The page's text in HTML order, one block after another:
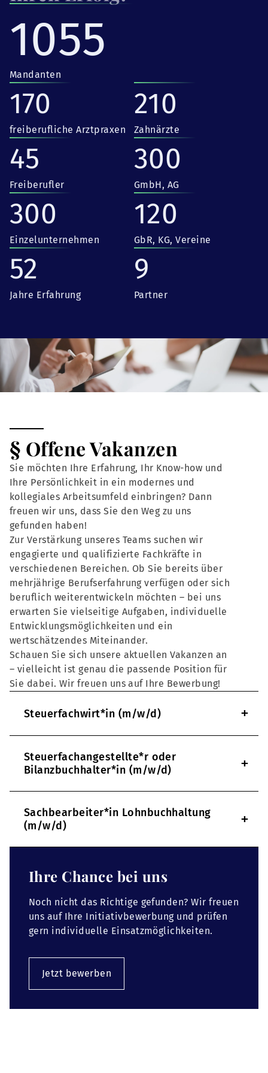
1055
Mandanten
170
freiberufliche Arztpraxen
210
Zahnärzte
45
Freiberufler
300
GmbH, AG
300
Einzelunternehmen
120
GbR, KG, Vereine
52
Jahre Erfahrung
9
Partner
§ Offene Vakanzen
Sie möchten Ihre Erfahrung, Ihr Know-how und
Ihre Persönlichkeit in ein modernes und
kollegiales Arbeitsumfeld einbringen? Dann
freuen wir uns, dass Sie den Weg zu uns
gefunden haben!
Zur Verstärkung unseres Teams suchen wir
engagierte und qualifizierte Fachkräfte in
verschiedenen Bereichen. Ob Sie bereits über
mehrjährige Berufserfahrung verfügen oder sich
beruflich weiterentwickeln möchten – bei uns
erwarten Sie vielseitige Aufgaben, individuelle
Entwicklungsmöglichkeiten und ein
wertschätzendes Miteinander.
Schauen Sie sich unsere aktuellen Vakanzen an
– vielleicht ist genau die passende Position für
Sie dabei. Wir freuen uns auf Ihre Bewerbung!
Steuerfachwirt*in (m/w/d) +
Steuerfachangestellte*r oder
Bilanzbuchhalter*in (m/w/d)
+
Sachbearbeiter*in Lohnbuchhaltung
(m/w/d)
+
Ihre Chance bei uns
Noch nicht das Richtige gefunden? Wir freuen
uns auf Ihre Initiativbewerbung und prüfen
gern individuelle Einsatzmöglichkeiten.
Jetzt bewerben